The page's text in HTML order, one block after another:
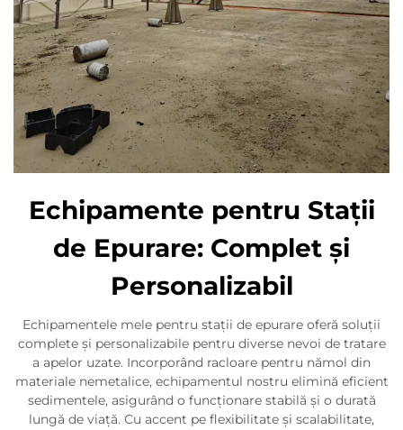
Echipamente pentru Stații
de Epurare: Complet și
Personalizabil
Echipamentele mele pentru stații de epurare oferă soluții
complete și personalizabile pentru diverse nevoi de tratare
a apelor uzate. Incorporând racloare pentru nămol din
materiale nemetalice, echipamentul nostru elimină eficient
sedimentele, asigurând o funcționare stabilă și o durată
lungă de viață. Cu accent pe flexibilitate și scalabilitate,